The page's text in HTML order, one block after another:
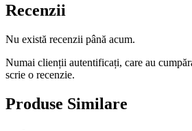
Recenzii
Nu există recenzii până acum.
Numai clienții autentificați, care au
scrie o recenzie.
Produse Similare